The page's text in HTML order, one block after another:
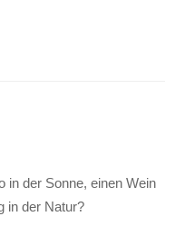
in der Sonne, einen Wein
in der Natur?